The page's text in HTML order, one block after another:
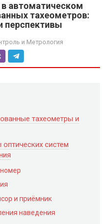
в автоматическом
тахеометров:
перспективы
и Метрология
тахеометры и
систем
и приёмник
наведения